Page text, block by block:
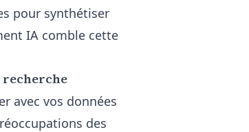
pour synthétiser
IA comble cette
recherche
avec vos données
des